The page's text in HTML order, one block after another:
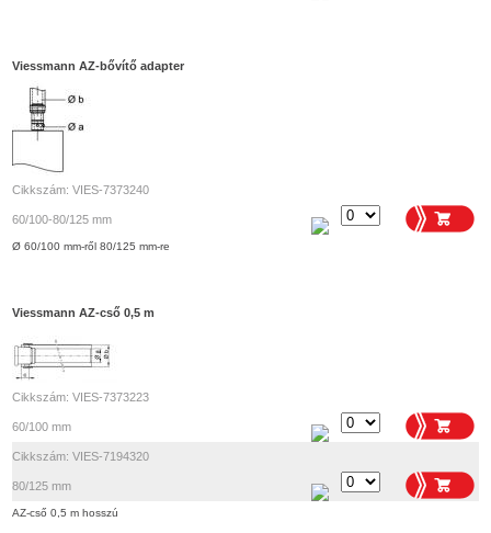
Viessmann AZ-bővítő adapter
Cikkszám: VIES-7373240
60/100-80/125 mm
Ø 60/100 mm-ről 80/125 mm-re
Viessmann AZ-cső 0,5 m
Cikkszám: VIES-7373223
60/100 mm
Cikkszám: VIES-7194320
80/125 mm
AZ-cső 0,5 m hosszú